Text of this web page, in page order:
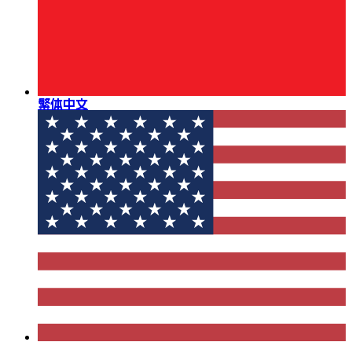
繁体中文